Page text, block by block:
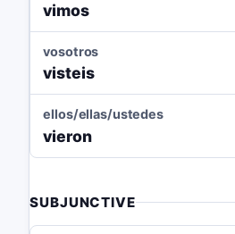
vimos
vosotros
visteis
ellos/ellas/ustedes
vieron
SUBJUNCTIVE